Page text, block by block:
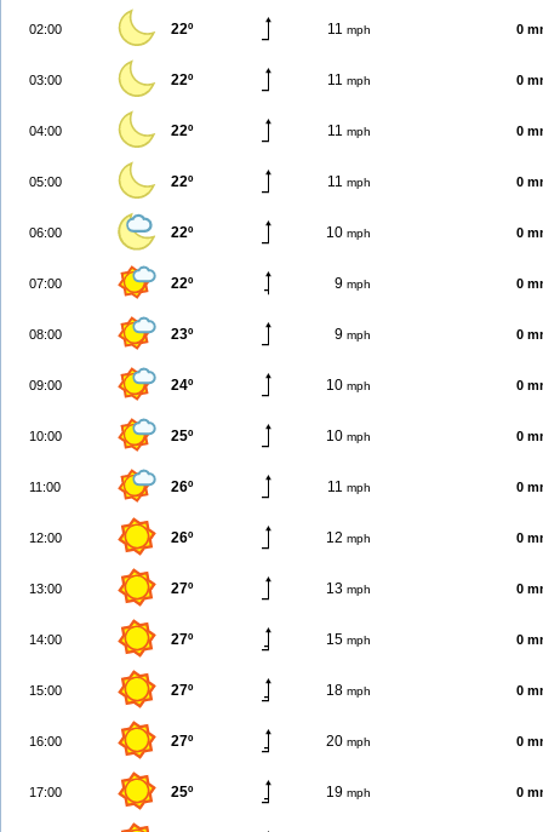
02:00 22º 11 mph 0
03:00 22º 11 mph 0
04:00 22º 11 mph 0
05:00 22º 11 mph 0
06:00 22º 10 mph 0
07:00 22º 9 mph 0
08:00 23º 9 mph 0
09:00 24º 10 mph 0
10:00 25º 10 mph 0
11:00 26º 11 mph 0
12:00 26º 12 mph 0
13:00 27º 13 mph 0
14:00 27º 15 mph 0
15:00 27º 18 mph 0
16:00 27º 20 mph 0
17:00 25º 19 mph 0